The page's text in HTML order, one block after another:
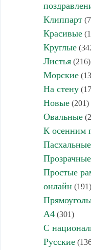
Клиппарт
Красивые
Круглые
Листья(216)
Морские
На стену
Новые(201)
Овальные
К осенним
Пасхальные
Прозрачные
Простые
онлайн (191)
А4(301)
С
Русские